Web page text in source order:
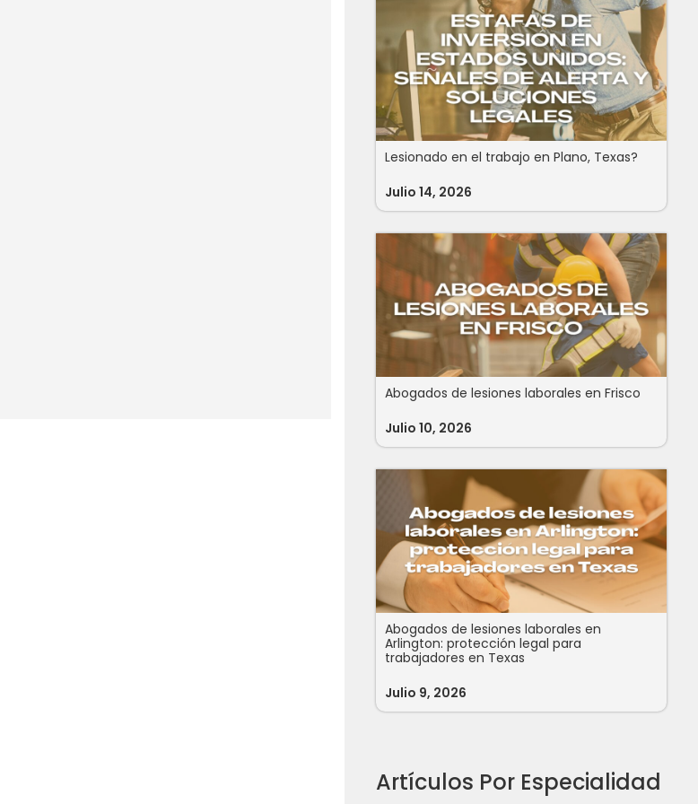
Lesionado en el trabajo en Plano, Texas?
Julio 14, 2026
Abogados de lesiones laborales en Frisco
Julio 10, 2026
Abogados de lesiones laborales en
Arlington: protección legal para
trabajadores en Texas
Julio 9, 2026
Artículos Por Especialidad